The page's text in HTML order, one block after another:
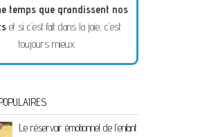
temps que grandissent nos
et si c’est fait dans la joie, c’est
toujours mieux.
Le réservoir émotionnel de l’enfant